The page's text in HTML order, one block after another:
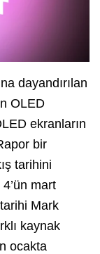
dayandırılan
OLED
ekranların
bir
tarihini
mart
tarihi Mark
kaynak
ocakta